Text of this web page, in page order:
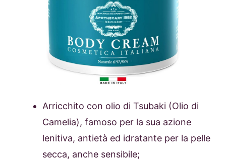
Arricchito con olio di Tsubaki (Olio di
Camelia), famoso per la sua azione
lenitiva, antietà ed idratante per la pelle
secca, anche sensibile;